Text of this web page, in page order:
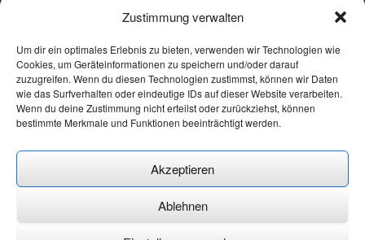
Zustimmung verwalten
Um dir ein optimales Erlebnis zu bieten, verwenden wir Technologien wie
Cookies, um Geräteinformationen zu speichern und/oder darauf
zuzugreifen. Wenn du diesen Technologien zustimmst, können wir Daten
wie das Surfverhalten oder eindeutige IDs auf dieser Website verarbeiten.
Wenn du deine Zustimmung nicht erteilst oder zurückziehst, können
bestimmte Merkmale und Funktionen beeinträchtigt werden.
Akzeptieren
Ablehnen
Kontakt
Junge Presse Niedersachsen e.V.
Rückertstraße 10
30169 Hannover